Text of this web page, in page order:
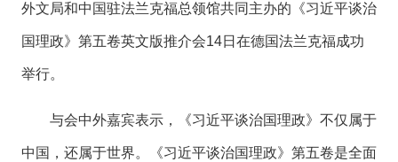
外文局和中国驻法兰克福总领馆共同主办的《习近平谈治
国理政》第五卷英文版推介会14日在德国法兰克福成功
举行。
与会中外嘉宾表示，《习近平谈治国理政》不仅属于
中国，还属于世界。《习近平谈治国理政》第五卷是全面